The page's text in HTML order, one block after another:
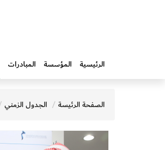
الرئيسية المؤسسة المبادرات‎
الصفحة الرئيسة الجدول الزمني